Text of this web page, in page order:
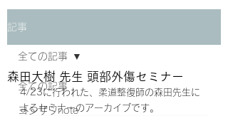
記事
全ての記事
ヨシザワnote
全ての記事
森田大樹 先生 頭部外傷セミナー
4/23に行われた、柔道整復師の森田先生に
よるセミナーのアーカイブです。